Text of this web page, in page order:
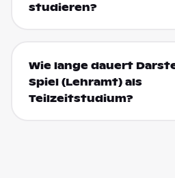
studieren?
Wie lange dauert
Spiel (Lehramt) als
Teilzeitstudium?